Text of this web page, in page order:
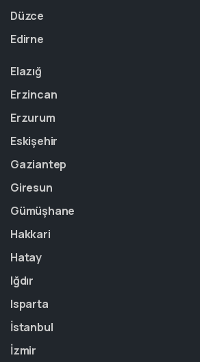
Düzce
Edirne
Elazığ
Erzincan
Erzurum
Eskişehir
Gaziantep
Giresun
Gümüşhane
Hakkari
Hatay
Iğdır
Isparta
İstanbul
İzmir